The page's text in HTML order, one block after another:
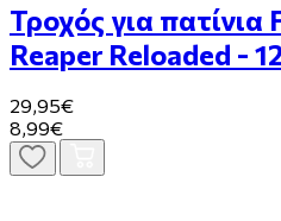
Τροχός για
Reaper Reloaded -
29,95€
8,99€